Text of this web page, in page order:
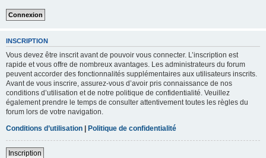
INSCRIPTION
Vous devez être inscrit avant de pouvoir vous connecter. L’inscription est
rapide et vous offre de nombreux avantages. Les administrateurs du forum
peuvent accorder des fonctionnalités supplémentaires aux utilisateurs inscrits.
Avant de vous inscrire, assurez-vous d’avoir pris connaissance de nos
conditions d’utilisation et de notre politique de confidentialité. Veuillez
également prendre le temps de consulter attentivement toutes les règles du
forum lors de votre navigation.
Conditions d’utilisation | Politique de confidentialité
Inscription